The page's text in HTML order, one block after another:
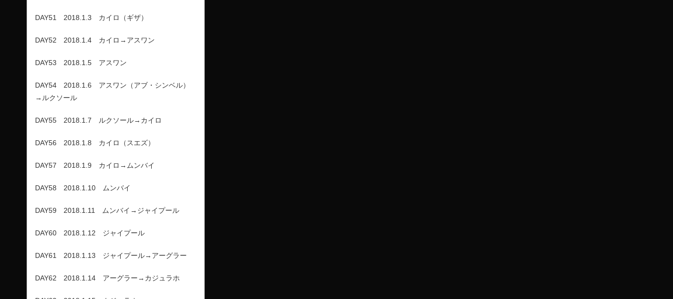
DAY51 2018.1.3 カイロ（ギザ）
DAY52 2018.1.4 カイロ→アスワン
DAY53 2018.1.5 アスワン
DAY54 2018.1.6 アスワン（アブ・シンベル）
→ルクソール
DAY55 2018.1.7 ルクソール→カイロ
DAY56 2018.1.8 カイロ（スエズ）
DAY57 2018.1.9 カイロ→ムンバイ
DAY58 2018.1.10 ムンバイ
DAY59 2018.1.11 ムンバイ→ジャイプール
DAY60 2018.1.12 ジャイプール
DAY61 2018.1.13 ジャイプール→アーグラー
DAY62 2018.1.14 アーグラー→カジュラホ